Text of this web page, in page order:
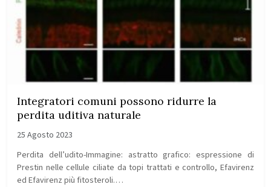
Integratori comuni possono ridurre la
perdita uditiva naturale
25 Agosto 2023
Perdita dell’udito-Immagine: astratto grafico: espressione di
Prestin nelle cellule ciliate da topi trattati e controllo, Efavirenz
ed Efavirenz più fitosteroli.…